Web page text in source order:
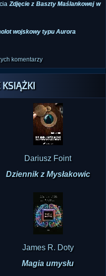
Zdjęcie z Baszty Maślankowej w
wojskowy typu Aurora
komentarzy
KSIĄŻKI
Dariusz Foint
Dziennik z Mysłakowic
James R. Doty
Magia umysłu